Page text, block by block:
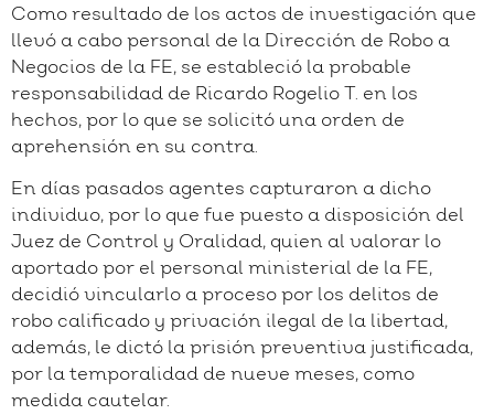
Como resultado de los actos de investigación que
llevó a cabo personal de la Dirección de Robo a
Negocios de la FE, se estableció la probable
responsabilidad de Ricardo Rogelio T. en los
hechos, por lo que se solicitó una orden de
aprehensión en su contra.
En días pasados agentes capturaron a dicho
individuo, por lo que fue puesto a disposición del
Juez de Control y Oralidad, quien al valorar lo
aportado por el personal ministerial de la FE,
decidió vincularlo a proceso por los delitos de
robo calificado y privación ilegal de la libertad,
además, le dictó la prisión preventiva justificada,
por la temporalidad de nueve meses, como
medida cautelar.